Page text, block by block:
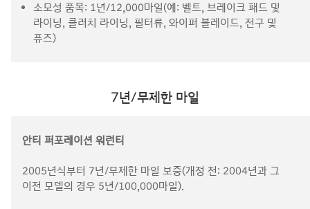
소모성 품목: 1년/12,000마일(예: 벨트, 브레이크 패드 및
라이닝, 클러치 라이닝, 필터류, 와이퍼 블레이드, 전구 및
퓨즈)
7년/무제한 마일
안티 퍼포레이션 워런티
2005년식부터 7년/무제한 마일 보증(개정 전: 2004년과 그
이전 모델의 경우 5년/100,000마일).